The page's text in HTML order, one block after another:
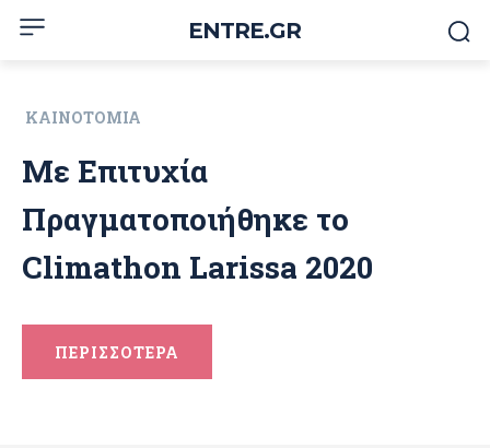
ENTRE.GR
ΚΑΙΝΟΤΟΜΊΑ
Με Επιτυχία
Πραγματοποιήθηκε το
Climathon Larissa 2020
ΠΕΡΙΣΣΟΤΕΡΑ